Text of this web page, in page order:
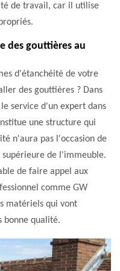
de travail, car il utilise
des gouttières au
d'étanchéité de votre
des gouttières ? Dans
service d'un expert dans
une structure qui
n'aura pas l'occasion de
de l'immeuble.
de faire appel aux
comme GW
matériels qui vont
bonne qualité.